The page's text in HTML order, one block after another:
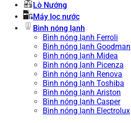
Lò Nướng
Máy lọc nước
Bình nóng lạnh
Bình nóng lạnh Ferroli
Bình nóng lạnh Goodman
Bình nóng lạnh Midea
Bình nóng lạnh Picenza
Bình nóng lạnh Renova
Bình nóng lạnh Toshiba
Bình nóng lạnh Ariston
Bình nóng lạnh Casper
Bình nóng lạnh Electrolux